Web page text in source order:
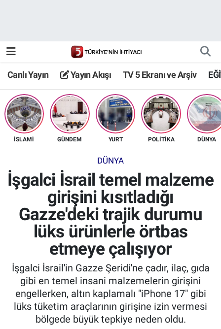
Canlı Yayın Yayın Akışı TV 5 Ekranı ve Arşiv
İSLAMİ GÜNDEM YURT POLİTİKA DÜNYA
DÜNYA
İşgalci İsrail temel malzeme
girişini kısıtladığı
Gazze'deki trajik durumu
lüks ürünlerle örtbas
etmeye çalışıyor
İşgalci İsrail'in Gazze Şeridi'ne çadır, ilaç, gıda
gibi en temel insani malzemelerin girişini
engellerken, altın kaplamalı "iPhone 17" gibi
lüks tüketim araçlarının girişine izin vermesi
bölgede büyük tepkiye neden oldu.
TV 5 Ekranı ve Arşiv